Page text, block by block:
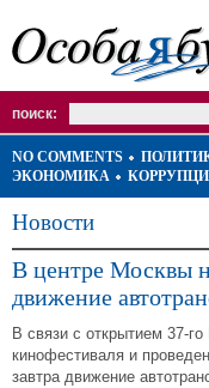
поиск:
NO COMMENTS
ЭКОНОМИКА
Новости
В центре Москвы
движение
В связи с открытием 37-
кинофестиваля и
завтра движение